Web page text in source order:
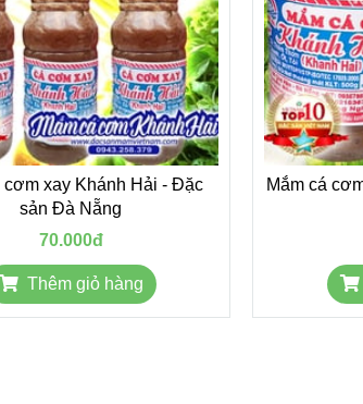
cơm xay Khánh Hải - Đặc
sản Đà Nẵng
70.000đ
Thêm giỏ hàng
Mắm cá